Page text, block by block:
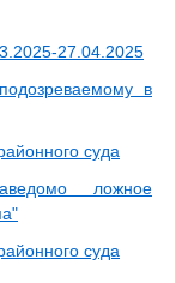
27.04.2025
в
суда
ложное
суда